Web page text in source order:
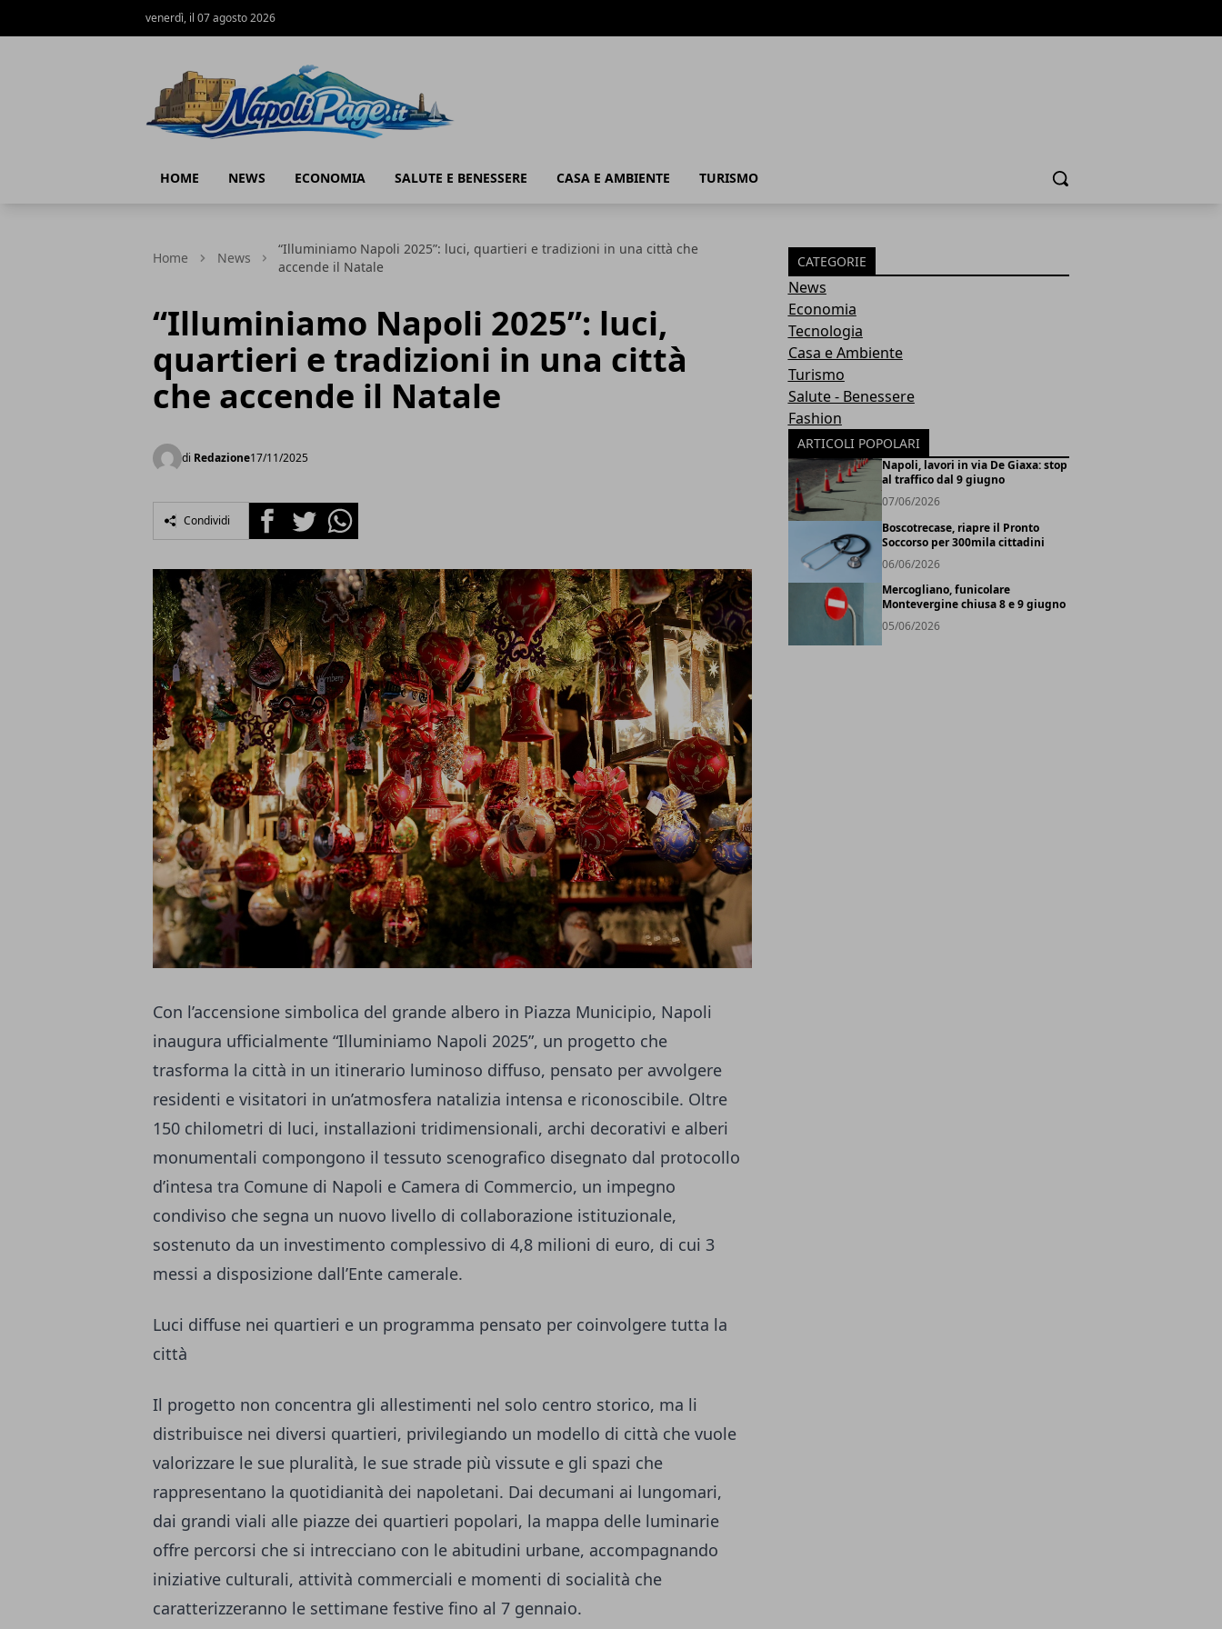
venerdì, il 07 agosto 2026
HOME NEWS ECONOMIA SALUTE E BENESSERE CASA E AMBIENTE TURISMO Cerca
Home News
“Illuminiamo Napoli 2025”: luci, quartieri e tradizioni in una città che
accende il Natale
“Illuminiamo Napoli 2025”: luci,
quartieri e tradizioni in una città
che accende il Natale
di Redazione17/11/2025
Condividi FacebookTwitterWhatsapp
Con l’accensione simbolica del grande albero in Piazza Municipio, Napoli
inaugura ufficialmente “Illuminiamo Napoli 2025”, un progetto che
trasforma la città in un itinerario luminoso diffuso, pensato per avvolgere
residenti e visitatori in un’atmosfera natalizia intensa e riconoscibile. Oltre
150 chilometri di luci, installazioni tridimensionali, archi decorativi e alberi
monumentali compongono il tessuto scenografico disegnato dal protocollo
d’intesa tra Comune di Napoli e Camera di Commercio, un impegno
condiviso che segna un nuovo livello di collaborazione istituzionale,
sostenuto da un investimento complessivo di 4,8 milioni di euro, di cui 3
messi a disposizione dall’Ente camerale.
Luci diffuse nei quartieri e un programma pensato per coinvolgere tutta la
città
Il progetto non concentra gli allestimenti nel solo centro storico, ma li
distribuisce nei diversi quartieri, privilegiando un modello di città che vuole
valorizzare le sue pluralità, le sue strade più vissute e gli spazi che
rappresentano la quotidianità dei napoletani. Dai decumani ai lungomari,
dai grandi viali alle piazze dei quartieri popolari, la mappa delle luminarie
offre percorsi che si intrecciano con le abitudini urbane, accompagnando
iniziative culturali, attività commerciali e momenti di socialità che
caratterizzeranno le settimane festive fino al 7 gennaio.
CATEGORIE
News
Economia
Tecnologia
Casa e Ambiente
Turismo
Salute - Benessere
Fashion
ARTICOLI POPOLARI
Napoli, lavori in via De Giaxa: stop
al traffico dal 9 giugno
07/06/2026
Boscotrecase, riapre il Pronto
Soccorso per 300mila cittadini
06/06/2026
Mercogliano, funicolare
Montevergine chiusa 8 e 9 giugno
05/06/2026